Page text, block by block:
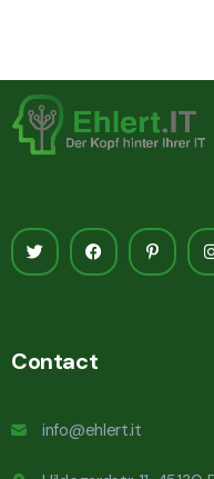
Contact
info@ehlert.it